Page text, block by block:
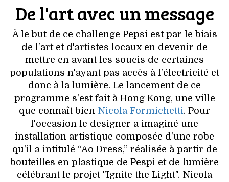
De l'art avec un message
À le but de ce challenge Pepsi est par le biais
de l'art et d'artistes locaux en devenir de
mettre en avant les soucis de certaines
populations n'ayant pas accès à l'électricité et
donc à la lumière. Le lancement de ce
programme s'est fait à Hong Kong, une ville
que connaît bien Nicola Formichetti. Pour
l'occasion le designer a imaginé une
installation artistique composée d'une robe
qu'il a intitulé “Ao Dress,” réalisée à partir de
bouteilles en plastique de Pespi et de lumière
célébrant le projet "Ignite the Light". Nicola